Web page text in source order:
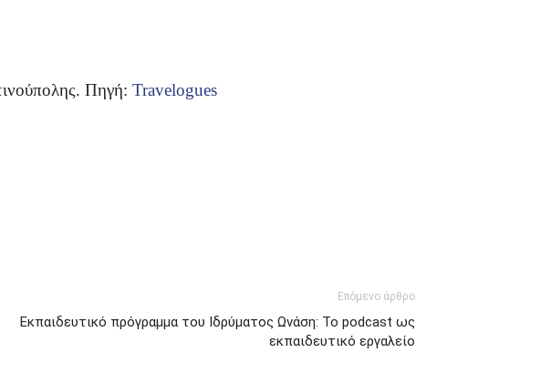
Πηγή: Travelogues
Επόμενο άρθρο
Εκπαιδευτικό πρόγραμμα του Ιδρύματος Ωνάση: Το podcast ως
εκπαιδευτικό εργαλείο